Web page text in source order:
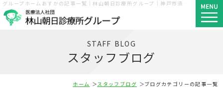
グループホームあすかの記事一覧｜林山朝日診療所グループ｜神戸市須磨区・長田区・西区
STAFF BLOG
スタッフブログ
ホーム スタッフブログ ブログカテゴリーの記事一覧